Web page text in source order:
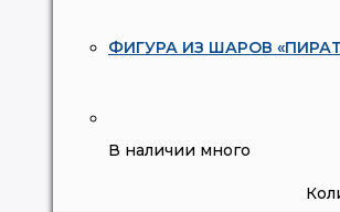
ФИГУРА ИЗ ШАРОВ
В наличии много